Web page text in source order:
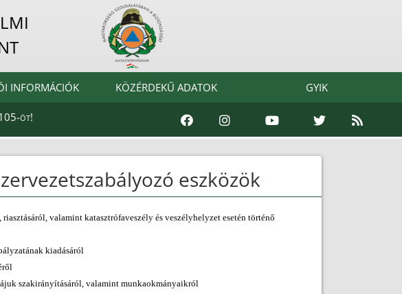
INFORMÁCIÓK KÖZÉRDEKŰ ADATOK GYIK
öt!
eszközök
valamint katasztrófaveszély és veszélyhelyzet esetén történő
kiadásáról
szakirányításáról, valamint munkaokmányaikról